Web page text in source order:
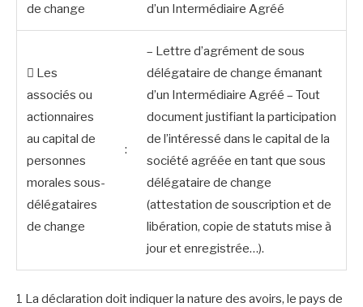
de change
d’un Intermédiaire Agréé
 Les
associés ou
actionnaires
au capital de
personnes
morales sous-
délégataires
de change
:
– Lettre d’agrément de sous
délégataire de change émanant
d’un Intermédiaire Agréé – Tout
document justifiant la participation
de l’intéressé dans le capital de la
société agréée en tant que sous
délégataire de change
(attestation de souscription et de
libération, copie de statuts mise à
jour et enregistrée…).
1 La déclaration doit indiquer la nature des avoirs, le pays de